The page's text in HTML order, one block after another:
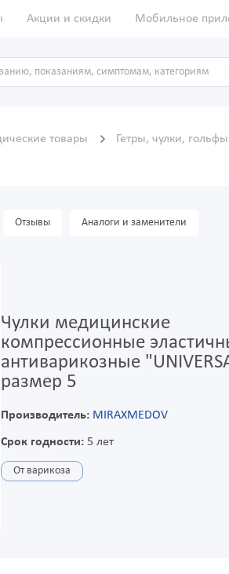
Акции и скидки Мобильное
товары Гетры, чулки, гольфы
Отзывы Аналоги и заменители
Чулки медицинские
компрессионные
антиварикозные
размер 5
Производитель: MIRAXMEDOV
Срок годности:5 лет
От варикоза